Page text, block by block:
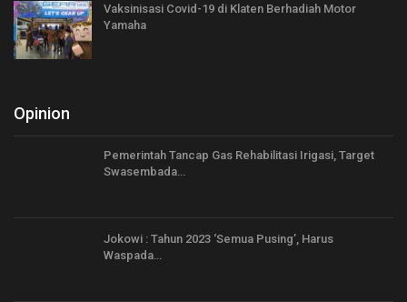
Vaksinisasi Covid-19 di Klaten Berhadiah Motor
Yamaha
Opinion
Pemerintah Tancap Gas Rehabilitasi Irigasi, Target
Swasembada…
Jokowi : Tahun 2023 ‘Semua Pusing’, Harus
Waspada…